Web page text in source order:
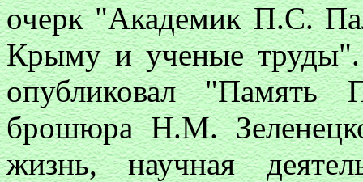
очерк "Академик П.С.
Крыму и ученые
опубликовал
брошюра Н.М.
жизнь, научная